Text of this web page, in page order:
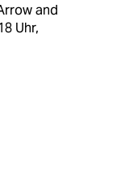
and
Uhr,